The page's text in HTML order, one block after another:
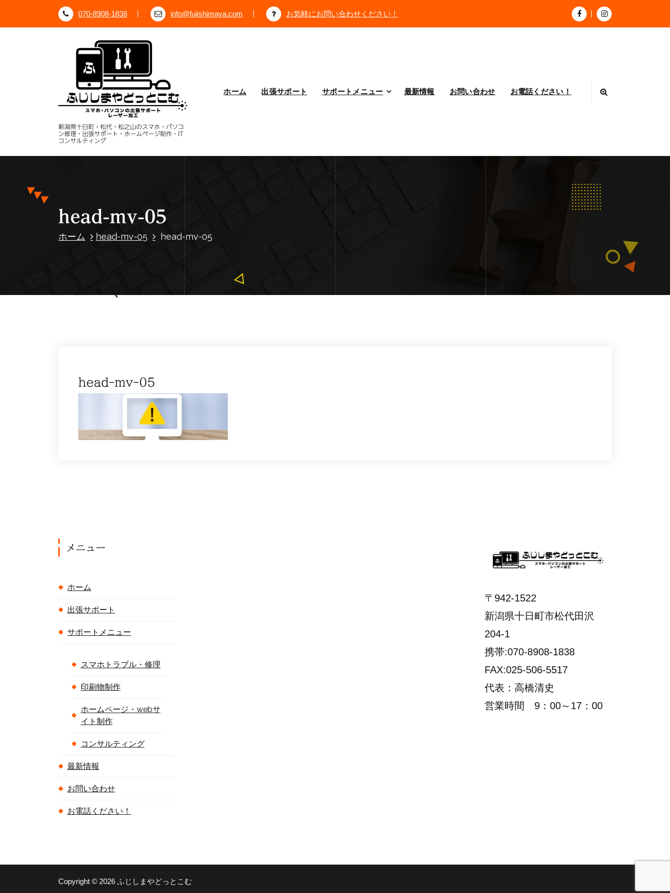
テ
070-8908-1838 info@fujishimaya.com お気軽にお問い合わせください！
新潟県十日町・松代・松之山のスマホ・パソコ
ン修理・出張サポート・ホームページ制作・IT
コンサルティング
ホーム 出張サポート サポートメニュー 最新情報 お問い合わせ お電話ください！
head-mv-05
ホーム head-mv-05 head-mv-05
head-mv-05
メニュー
ホーム
出張サポート
サポートメニュー
スマホトラブル・修理
印刷物制作
ホームページ・webサ
イト制作
コンサルティング
最新情報
お問い合わせ
お電話ください！
〒942-1522
新潟県十日町市松代田沢
204-1
携帯:070-8908-1838
FAX:025-506-5517
代表：高橋清史
営業時間 9：00～17：00
Copyright © 2026 ふじしまやどっとこむ